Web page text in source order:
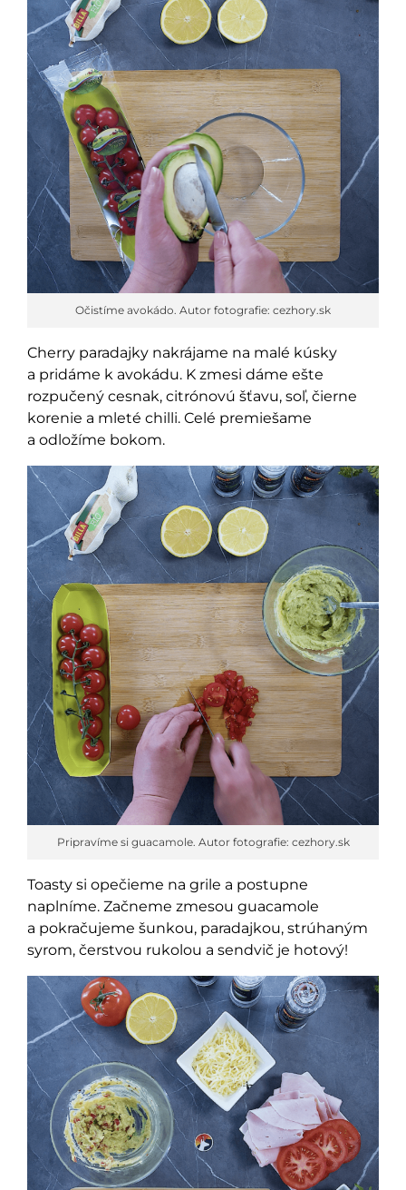
Očistíme avokádo. Autor fotografie: cezhory.sk
Cherry paradajky nakrájame na malé kúsky
a pridáme k avokádu. K zmesi dáme ešte
rozpučený cesnak, citrónovú šťavu, soľ, čierne
korenie a mleté chilli. Celé premiešame
a odložíme bokom.
Pripravíme si guacamole. Autor fotografie: cezhory.sk
Toasty si opečieme na grile a postupne
naplníme. Začneme zmesou guacamole
a pokračujeme šunkou, paradajkou, strúhaným
syrom, čerstvou rukolou a sendvič je hotový!